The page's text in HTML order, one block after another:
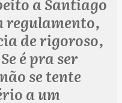
regulamento,
de rigoroso,
é pra ser
se tente
a um